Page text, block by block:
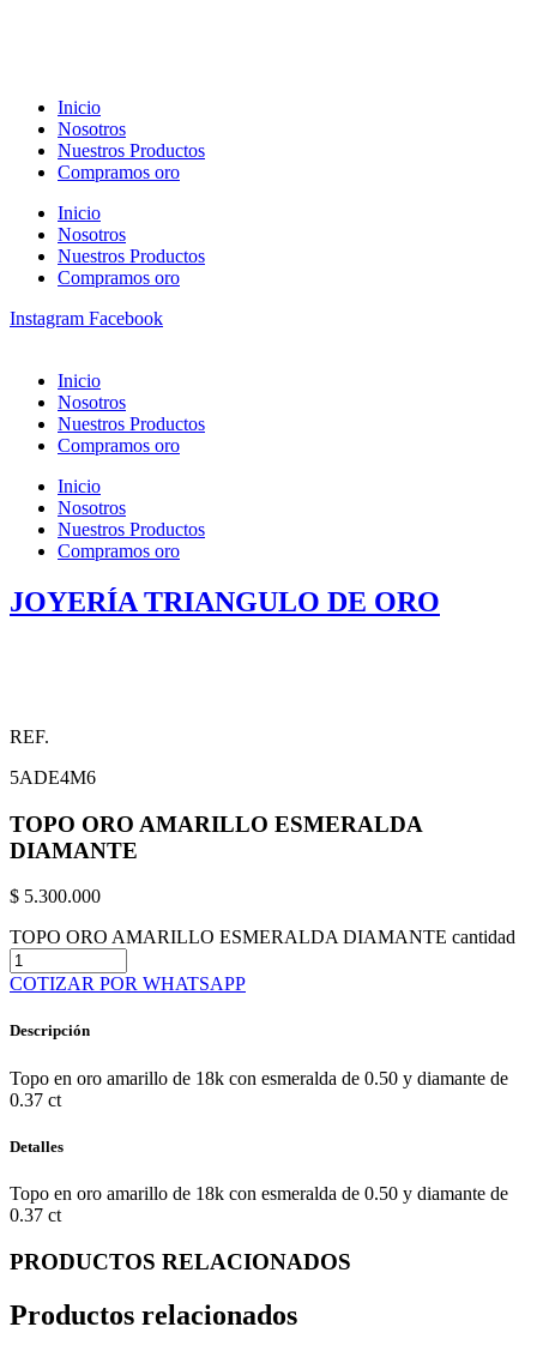
Inicio
Nosotros
Nuestros Productos
Compramos oro
Inicio
Nosotros
Nuestros Productos
Compramos oro
Instagram Facebook
Inicio
Nosotros
Nuestros Productos
Compramos oro
Inicio
Nosotros
Nuestros Productos
Compramos oro
JOYERÍA TRIANGULO DE ORO
REF.
5ADE4M6
TOPO ORO AMARILLO ESMERALDA
DIAMANTE
$ 5.300.000
TOPO ORO AMARILLO ESMERALDA DIAMANTE cantidad
COTIZAR POR WHATSAPP
Descripción
Topo en oro amarillo de 18k con esmeralda de 0.50 y diamante de
0.37 ct
Detalles
Topo en oro amarillo de 18k con esmeralda de 0.50 y diamante de
0.37 ct
PRODUCTOS RELACIONADOS
Productos relacionados